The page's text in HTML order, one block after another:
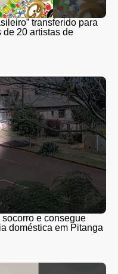
transferido para
de 20 artistas de
e consegue
doméstica em Pitanga